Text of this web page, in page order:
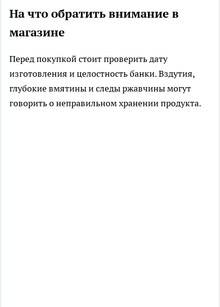
На что обратить внимание в
магазине
Перед покупкой стоит проверить дату
изготовления и целостность банки. Вздутия,
глубокие вмятины и следы ржавчины могут
говорить о неправильном хранении продукта.